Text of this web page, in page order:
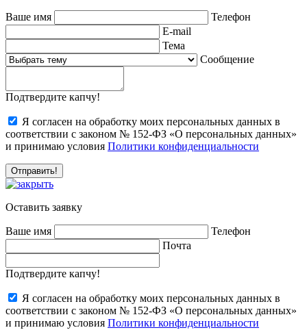
Ваше имя
Телефон
E-mail
Тема
Сообщение
Подтвердите капчу!
Я согласен на обработку моих персональных данных в
соответствии с законом № 152-ФЗ «О персональных данных»
и принимаю условия Политики конфиденциальности
Оставить заявку
Ваше имя
Телефон
Почта
Подтвердите капчу!
Я согласен на обработку моих персональных данных в
соответствии с законом № 152-ФЗ «О персональных данных»
и принимаю условия Политики конфиденциальности